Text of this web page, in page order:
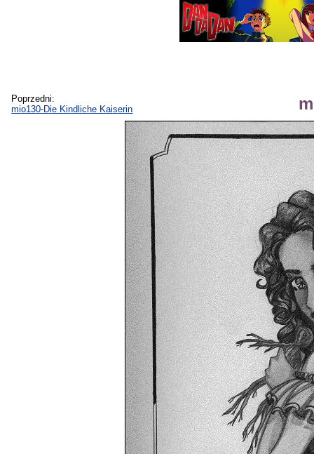
Poprzedni:
mio130-Die Kindliche Kaiserin